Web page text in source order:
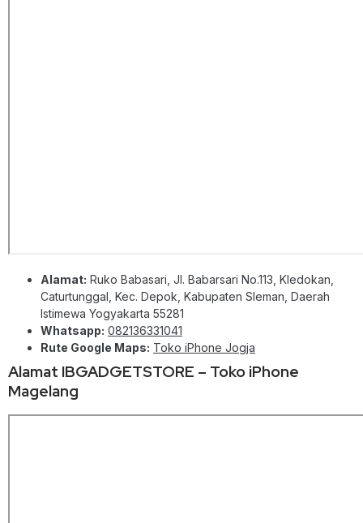
Alamat: Ruko Babasari, Jl. Babarsari No.113, Kledokan,
Caturtunggal, Kec. Depok, Kabupaten Sleman, Daerah
Istimewa Yogyakarta 55281
Whatsapp: 082136331041
Rute Google Maps: Toko iPhone Jogja
Alamat IBGADGETSTORE – Toko iPhone
Magelang